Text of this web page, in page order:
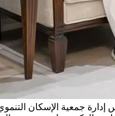
جمعية الإسكان التنموي